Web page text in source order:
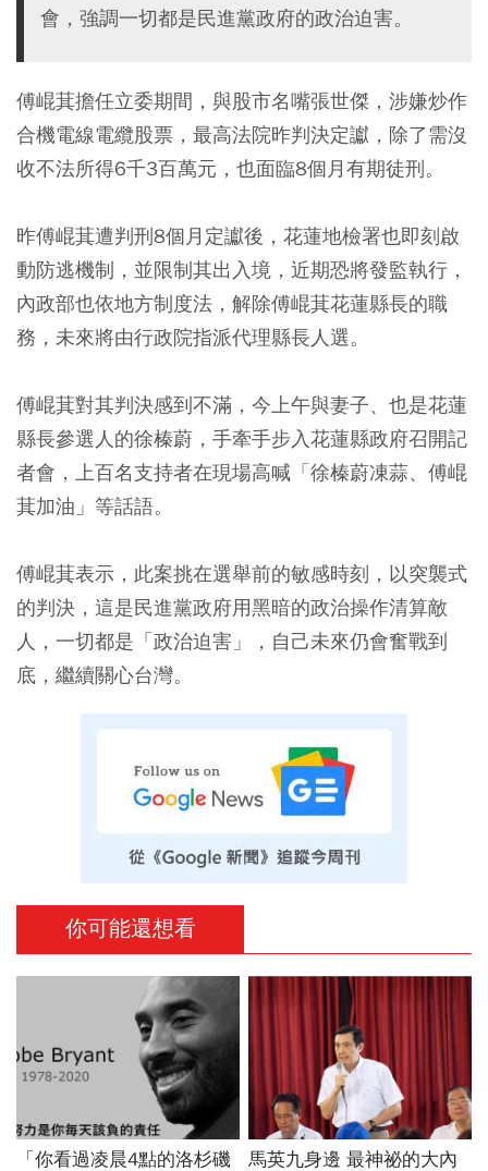
會，強調一切都是民進黨政府的政治迫害。
傅崐萁擔任立委期間，與股市名嘴張世傑，涉嫌炒作
合機電線電纜股票，最高法院昨判決定讞，除了需沒
收不法所得6千3百萬元，也面臨8個月有期徒刑。
昨傅崐萁遭判刑8個月定讞後，花蓮地檢署也即刻啟
動防逃機制，並限制其出入境，近期恐將發監執行，
內政部也依地方制度法，解除傅崐萁花蓮縣長的職
務，未來將由行政院指派代理縣長人選。
傅崐萁對其判決感到不滿，今上午與妻子、也是花蓮
縣長參選人的徐榛蔚，手牽手步入花蓮縣政府召開記
者會，上百名支持者在現場高喊「徐榛蔚凍蒜、傅崐
萁加油」等話語。
傅崐萁表示，此案挑在選舉前的敏感時刻，以突襲式
的判決，這是民進黨政府用黑暗的政治操作清算敵
人，一切都是「政治迫害」，自己未來仍會奮戰到
底，繼續關心台灣。
你可能還想看
「你看過凌晨4點的洛杉磯
馬英九身邊 最神祕的大內